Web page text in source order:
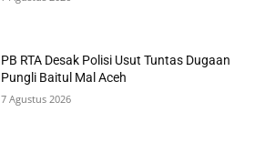
PB RTA Desak Polisi Usut Tuntas Dugaan
Pungli Baitul Mal Aceh
7 Agustus 2026